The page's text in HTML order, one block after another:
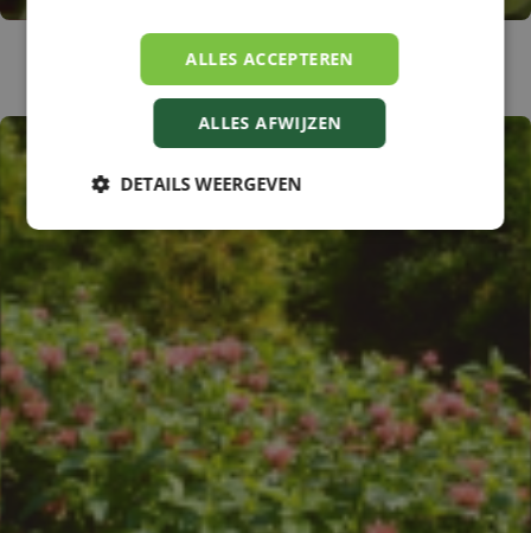
Monarda 'Aquarius'
ALLES ACCEPTEREN
ALLES AFWIJZEN
DETAILS WEERGEVEN